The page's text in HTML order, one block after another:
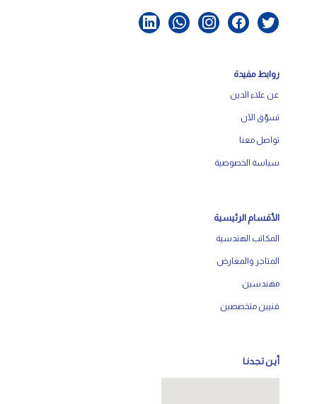
روابط مفيدة
عن علاء الدين
تسوّق الآن
تواصل معنا
سياسة الخصوصية
الأقسام الرئيسية
المكاتب الهندسية
المتاجر والمعارض
مهندسين
فنيين متخصصين
أيـن تـجـدنـا